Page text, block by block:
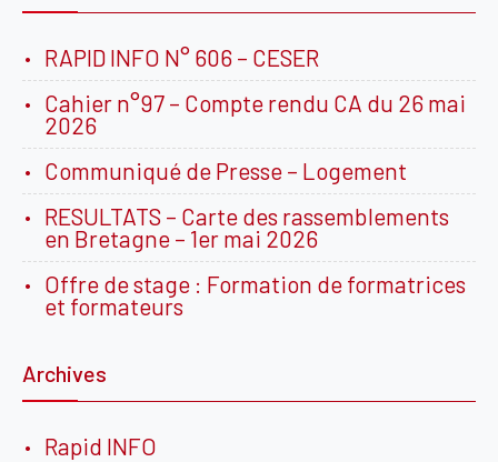
RAPID INFO N° 606 – CESER
Cahier n°97 – Compte rendu CA du 26 mai
2026
Communiqué de Presse – Logement
RESULTATS – Carte des rassemblements
en Bretagne – 1er mai 2026
Offre de stage : Formation de formatrices
et formateurs
Archives
Rapid INFO